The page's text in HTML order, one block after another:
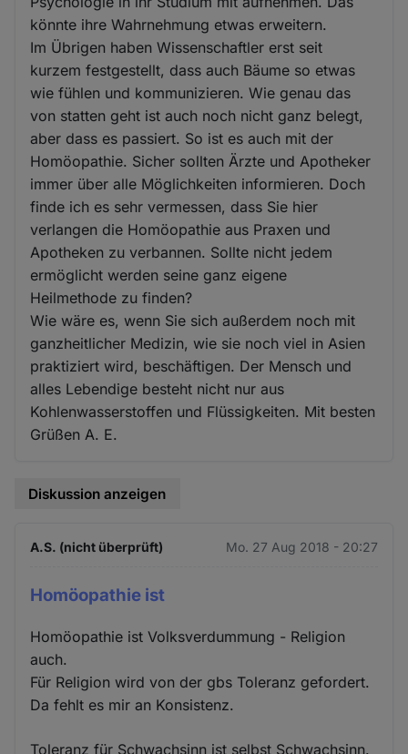
könnte ihre Wahrnehmung etwas erweitern.
Im Übrigen haben Wissenschaftler erst seit
kurzem festgestellt, dass auch Bäume so etwas
wie fühlen und kommunizieren. Wie genau das
von statten geht ist auch noch nicht ganz belegt,
aber dass es passiert. So ist es auch mit der
Homöopathie. Sicher sollten Ärzte und Apotheker
immer über alle Möglichkeiten informieren. Doch
finde ich es sehr vermessen, dass Sie hier
verlangen die Homöopathie aus Praxen und
Apotheken zu verbannen. Sollte nicht jedem
ermöglicht werden seine ganz eigene
Heilmethode zu finden?
Wie wäre es, wenn Sie sich außerdem noch mit
ganzheitlicher Medizin, wie sie noch viel in Asien
praktiziert wird, beschäftigen. Der Mensch und
alles Lebendige besteht nicht nur aus
Kohlenwasserstoffen und Flüssigkeiten. Mit besten
Grüßen A. E.
Diskussion anzeigen
A.S. (nicht überprüft) Mo. 27 Aug 2018 - 20:27
Homöopathie ist
Homöopathie ist Volksverdummung - Religion
auch.
Für Religion wird von der gbs Toleranz gefordert.
Da fehlt es mir an Konsistenz.
Toleranz für Schwachsinn ist selbst Schwachsinn.